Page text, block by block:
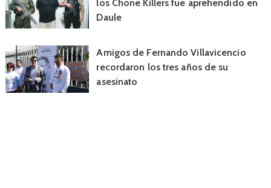
los Chone Killers fue aprehendido en
Daule
Amigos de Fernando Villavicencio
recordaron los tres años de su
asesinato